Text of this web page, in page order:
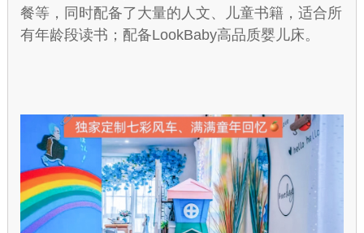
餐等，同时配备了大量的人文、儿童书籍，适合所
有年龄段读书；配备LookBaby高品质婴儿床。